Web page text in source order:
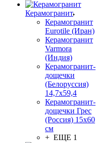
Керамогранит
Керамогранит
Eurotile (Иран)
Керамогранит
Varmora
(Индия)
Керамогранит-
дощечки
(Белоруссия)
14,7x59,4
Керамогранит-
дощечки Грес
(Россия) 15х60
см
+ ЕЩЕ 1